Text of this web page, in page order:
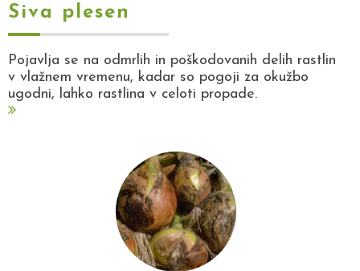
Siva plesen
Pojavlja se na odmrlih in poškodovanih delih rastlin
v vlažnem vremenu, kadar so pogoji za okužbo
ugodni, lahko rastlina v celoti propade.